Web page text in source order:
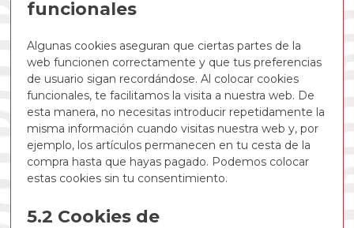
funcionales
Algunas cookies aseguran que ciertas partes de la
web funcionen correctamente y que tus preferencias
de usuario sigan recordándose. Al colocar cookies
funcionales, te facilitamos la visita a nuestra web. De
esta manera, no necesitas introducir repetidamente la
misma información cuando visitas nuestra web y, por
ejemplo, los artículos permanecen en tu cesta de la
compra hasta que hayas pagado. Podemos colocar
estas cookies sin tu consentimiento.
5.2 Cookies de